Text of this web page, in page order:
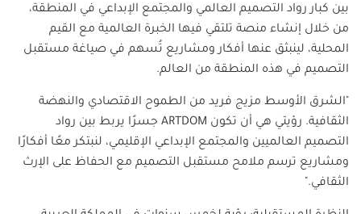
بين كبار رواد التصميم العالمي والمجتمع الإبداعي في المنطقة،
من خلال إنشاء منصة تلتقي فيها الخبرة العالمية مع القيم
المحلية، لينبثق عنها أفكار ومشاريع تُسهم في صياغة مستقبل
التصميم في هذه المنطقة من العالم.
"الشرق الأوسط مزيج فريد من الطموح الاقتصادي والنهضة
الثقافية. رؤيتي هي أن تكون ARTDOM جسرًا يربط بين رواد
التصميم العالميين والمجتمع الإبداعي الإقليمي، لنبتكر معًا أفكارًا
ومشاريع ترسم ملامح مستقبل التصميم مع الحفاظ على الإرث
الثقافي."